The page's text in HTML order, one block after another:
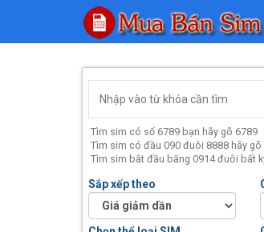
Tìm sim có số 6789 bạn hãy gõ 6789
Tìm sim có đầu 090 đuôi 8888 hãy gõ
Tìm sim bắt đầu bằng 0914 đuôi bất
Sắp xếp theo